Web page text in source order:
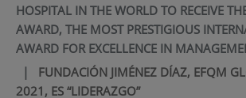
HOSPITAL IN THE WORLD TO RECEIVE
AWARD, THE MOST PRESTIGIOUS
AWARD FOR EXCELLENCE IN
| FUNDACIÓN JIMÉNEZ DÍAZ, EFQM
2021, ES “LIDERAZGO”